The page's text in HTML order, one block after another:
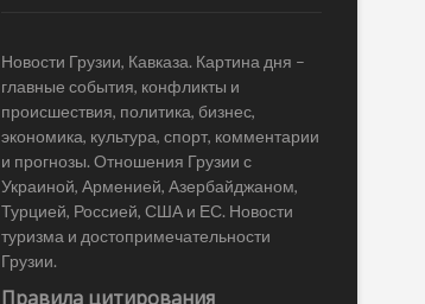
Новости Грузии, Кавказа. Картина дня –
главные события, конфликты и
происшествия, политика, бизнес,
экономика, культура, спорт, комментарии
и прогнозы. Отношения Грузии с
Украиной, Арменией, Азербайджаном,
Турцией, Россией, США и ЕС. Новости
туризма и достопримечательности
Грузии.
Правила цитирования